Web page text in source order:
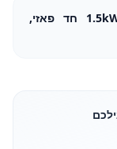
מחבת חשמלי / פלטת שף (פרווה), 1.5kW חד פאזי,